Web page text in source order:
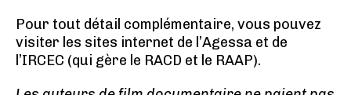
Pour tout détail complémentaire, vous pouvez
visiter les sites internet de l’Agessa et de
l’IRCEC (qui gère le RACD et le RAAP).